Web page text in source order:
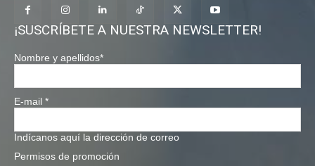
¡SUSCRÍBETE A NUESTRA NEWSLETTER!
Nombre y apellidos*
E-mail *
Indícanos aquí la dirección de correo
Permisos de promoción